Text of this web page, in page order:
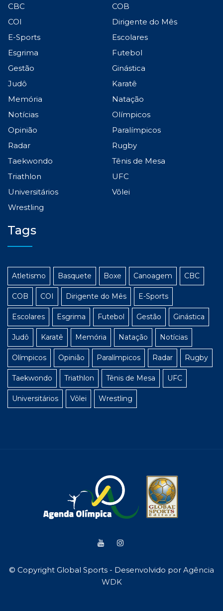
CBC
COB
COI
Dirigente do Mês
E-Sports
Escolares
Esgrima
Futebol
Gestão
Ginástica
Judô
Karatê
Memória
Natação
Notícias
Olímpicos
Opinião
Paralímpicos
Radar
Rugby
Taekwondo
Tênis de Mesa
Triathlon
UFC
Universitários
Vôlei
Wrestling
Tags
Atletismo Basquete Boxe Canoagem CBC
COB COI Dirigente do Mês E-Sports
Escolares Esgrima Futebol Gestão Ginástica
Judô Karatê Memória Natação Notícias
Olímpicos Opinião Paralímpicos Radar Rugby
Taekwondo Triathlon Tênis de Mesa UFC
Universitários Vôlei Wrestling
© Copyright Global Sports - Desenvolvido por Agência
WDK